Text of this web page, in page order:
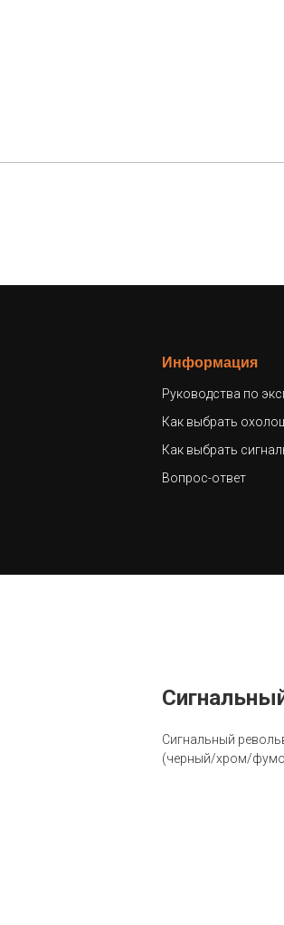
Информация
Руководства по
Как выбрать
Как выбрать
Вопрос-ответ
Сигнальный
(черный/хром/